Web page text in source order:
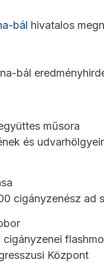
bál hivatalos
bál
műsora
és
cigányzenész ad
Központ